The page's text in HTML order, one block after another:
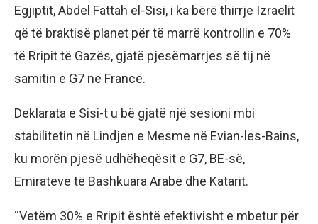
Egjiptit, Abdel Fattah el-Sisi, i ka bërë thirrje Izraelit
që të braktisë planet për të marrë kontrollin e 70%
të Rripit të Gazës, gjatë pjesëmarrjes së tij në
samitin e G7 në Francë.
Deklarata e Sisi-t u bë gjatë një sesioni mbi
stabilitetin në Lindjen e Mesme në Evian-les-Bains,
ku morën pjesë udhëheqësit e G7, BE-së,
Emirateve të Bashkuara Arabe dhe Katarit.
“Vetëm 30% e Rripit është efektivisht e mbetur për